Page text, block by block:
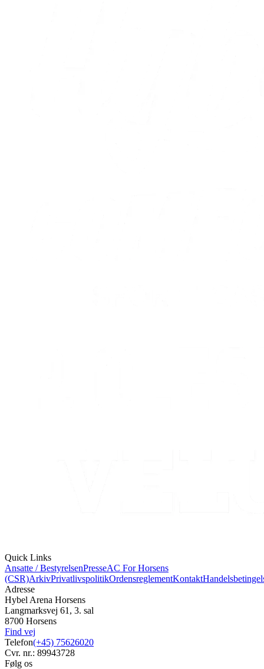
Quick Links
Ansatte / BestyrelsenPresseAC For Horsens
(CSR)ArkivPrivatlivspolitikOrdensreglementKontakt
Adresse
Hybel Arena Horsens
Langmarksvej 61, 3. sal
8700 Horsens
Find vej
Telefon(+45) 75626020
Cvr. nr.: 89943728
Følg os